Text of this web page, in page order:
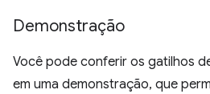
Demonstração
Você pode conferir os gatilhos
em uma demonstração, que